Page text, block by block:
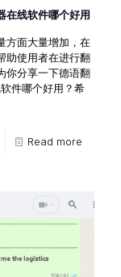
在线软件哪个好用
方面大量增加，在
助使用者在进行翻
你分享一下德语翻
件哪个好用？希
Read more